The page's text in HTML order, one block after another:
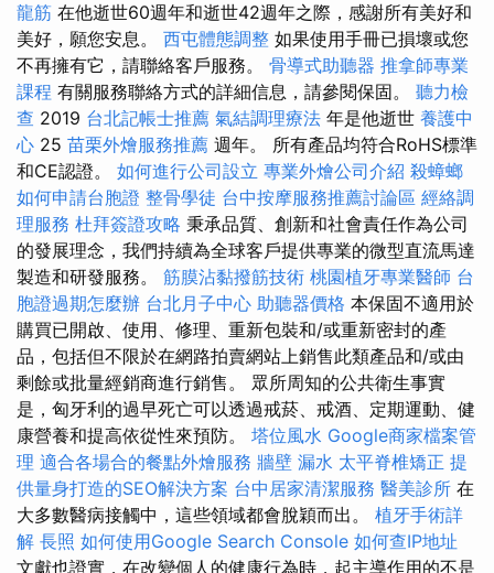
龍筋 在他逝世60週年和逝世42週年之際，感謝所有美好和
美好，願您安息。 西屯體態調整 如果使用手冊已損壞或您
不再擁有它，請聯絡客戶服務。 骨導式助聽器 推拿師專業
課程 有關服務聯絡方式的詳細信息，請參閱保固。 聽力檢
查 2019 台北記帳士推薦 氣結調理療法 年是他逝世 養護中
心 25 苗栗外燴服務推薦 週年。 所有產品均符合RoHS標準
和CE認證。 如何進行公司設立 專業外燴公司介紹 殺蟑螂
如何申請台胞證 整骨學徒 台中按摩服務推薦討論區 經絡調
理服務 杜拜簽證攻略 秉承品質、創新和社會責任作為公司
的發展理念，我們持續為全球客戶提供專業的微型直流馬達
製造和研發服務。 筋膜沾黏撥筋技術 桃園植牙專業醫師 台
胞證過期怎麼辦 台北月子中心 助聽器價格 本保固不適用於
購買已開啟、使用、修理、重新包裝和/或重新密封的產
品，包括但不限於在網路拍賣網站上銷售此類產品和/或由
剩餘或批量經銷商進行銷售。 眾所周知的公共衛生事實
是，匈牙利的過早死亡可以透過戒菸、戒酒、定期運動、健
康營養和提高依從性來預防。 塔位風水 Google商家檔案管
理 適合各場合的餐點外燴服務 牆壁 漏水 太平脊椎矯正 提
供量身打造的SEO解決方案 台中居家清潔服務 醫美診所 在
大多數醫病接觸中，這些領域都會脫穎而出。 植牙手術詳
解 長照 如何使用Google Search Console 如何查IP地址
文獻也證實，在改變個人的健康行為時，起主導作用的不是